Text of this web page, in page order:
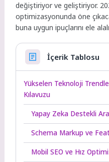
değiştiriyor ve geliştiriyor.
optimizasyonunda öne
buna uygun ipuçlarını ele
İçerik Tablosu
Yükselen Teknoloji
Kılavuzu
Yapay Zeka Destekli
Schema Markup ve
Mobil SEO ve Hız